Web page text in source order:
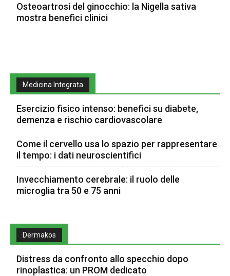
Osteoartrosi del ginocchio: la Nigella sativa
mostra benefici clinici
Medicina Integrata
Esercizio fisico intenso: benefici su diabete,
demenza e rischio cardiovascolare
Come il cervello usa lo spazio per rappresentare
il tempo: i dati neuroscientifici
Invecchiamento cerebrale: il ruolo delle
microglia tra 50 e 75 anni
Dermakos
Distress da confronto allo specchio dopo
rinoplastica: un PROM dedicato